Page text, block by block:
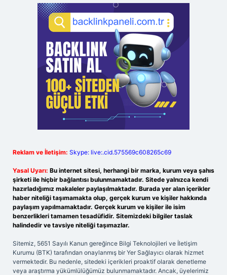
Reklam ve İletişim: Skype: live:.cid.575569c608265c69
Yasal Uyarı: Bu internet sitesi, herhangi bir marka, kurum veya şahıs
şirketi ile hiçbir bağlantısı bulunmamaktadır. Sitede yalnızca kendi
hazırladığımız makaleler paylaşılmaktadır. Burada yer alan içerikler
haber niteliği taşımamakta olup, gerçek kurum ve kişiler hakkında
paylaşım yapılmamaktadır. Gerçek kurum ve kişiler ile isim
benzerlikleri tamamen tesadüfidir. Sitemizdeki bilgiler taslak
halindedir ve tavsiye niteliği taşımazlar.
Sitemiz, 5651 Sayılı Kanun gereğince Bilgi Teknolojileri ve İletişim
Kurumu (BTK) tarafından onaylanmış bir Yer Sağlayıcı olarak hizmet
vermektedir. Bu nedenle, sitedeki içerikleri proaktif olarak denetleme
veya araştırma yükümlülüğümüz bulunmamaktadır. Ancak, üyelerimiz